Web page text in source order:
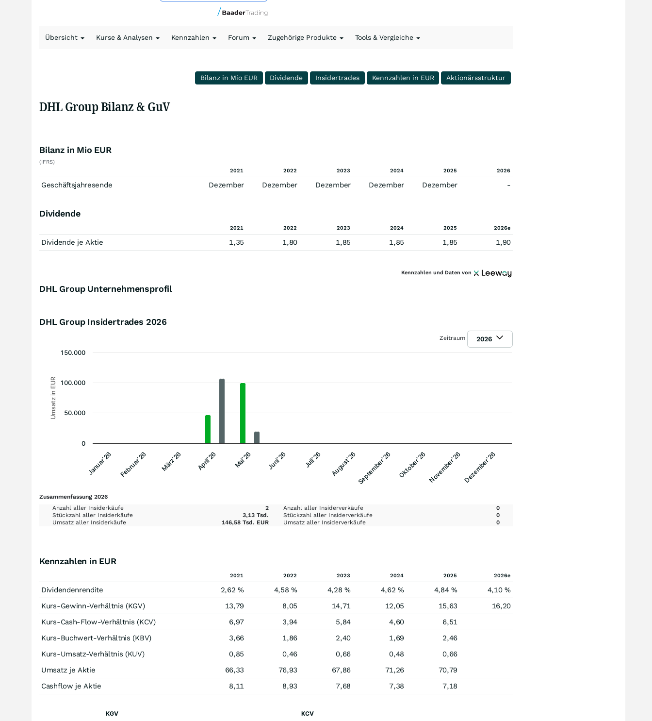
Übersicht Kurse & Analysen Kennzahlen Forum Zugehörige Produkte Tools & Vergleiche
Bilanz in Mio EUR Dividende Insidertrades Kennzahlen in EUR Aktionärsstruktur
DHL Group Bilanz & GuV
Bilanz in Mio EUR
(IFRS)
2021
2022 2023 2024 2025 2026
Geschäftsjahresende Dezember Dezember Dezember Dezember Dezember -
Dividende
2021 2022 2023 2024 2025 2026e
Dividende je Aktie 1,35 1,80 1,85 1,85 1,85 1,90
Kennzahlen und Daten von
DHL Group Unternehmensprofil
DHL Group Insidertrades 2026
Zeitraum 2026
Umsatz in EUR
Januar'26 Februar'26 März'26 April'26 Mai'26 Juni'26 Juli'26 August'26 September'26 Oktober'26 November'26 Dezember'26
0
50.000
100.000
150.000
Zusammenfassung 2026
Anzahl aller Insiderkäufe
2 Anzahl aller Insiderverkäufe
0
Stückzahl aller Insiderkäufe
3,13 Tsd. Stückzahl aller Insiderverkäufe
0
Umsatz aller Insiderkäufe
146,58 Tsd. EUR Umsatz aller Insiderverkäufe 0
Kennzahlen in EUR
2021 2022 2023 2024 2025 2026e
Dividendenrendite 2,62 % 4,58 % 4,28 % 4,62 % 4,84 %
4,10 %
Kurs-Gewinn-Verhältnis (KGV)
13,79 8,05 14,71 12,05 15,63
16,20
Kurs-Cash-Flow-Verhältnis (KCV)
6,97 3,94 5,84 4,60
6,51
Kurs-Buchwert-Verhältnis (KBV)
3,66 1,86 2,40 1,69
2,46
Kurs-Umsatz-Verhältnis (KUV)
0,85 0,46 0,66 0,48
0,66
Umsatz je Aktie
66,33 76,93 67,86 71,26
70,79
Cashflow je Aktie
8,11 8,93 7,68 7,38 7,18
KGV KCV